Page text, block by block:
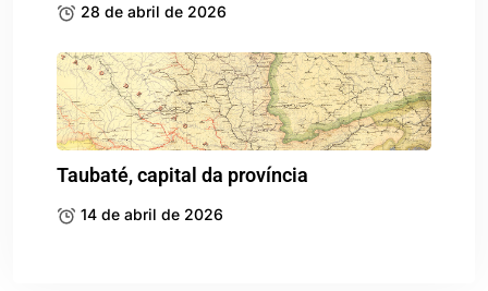
28 de abril de 2026
Taubaté, capital da província
14 de abril de 2026